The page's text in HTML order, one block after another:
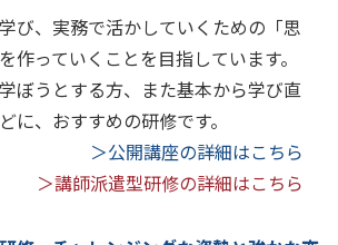
び、実務で活かしていくための「思
作っていくことを目指しています。
ぼうとする方、また基本から学び直
に、おすすめの研修です。
＞公開講座の詳細はこちら
＞講師派遣型研修の詳細はこちら